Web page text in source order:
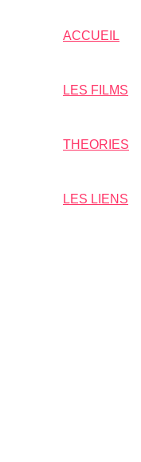
ACCUEIL
LES FILMS
THEORIES
LES LIENS